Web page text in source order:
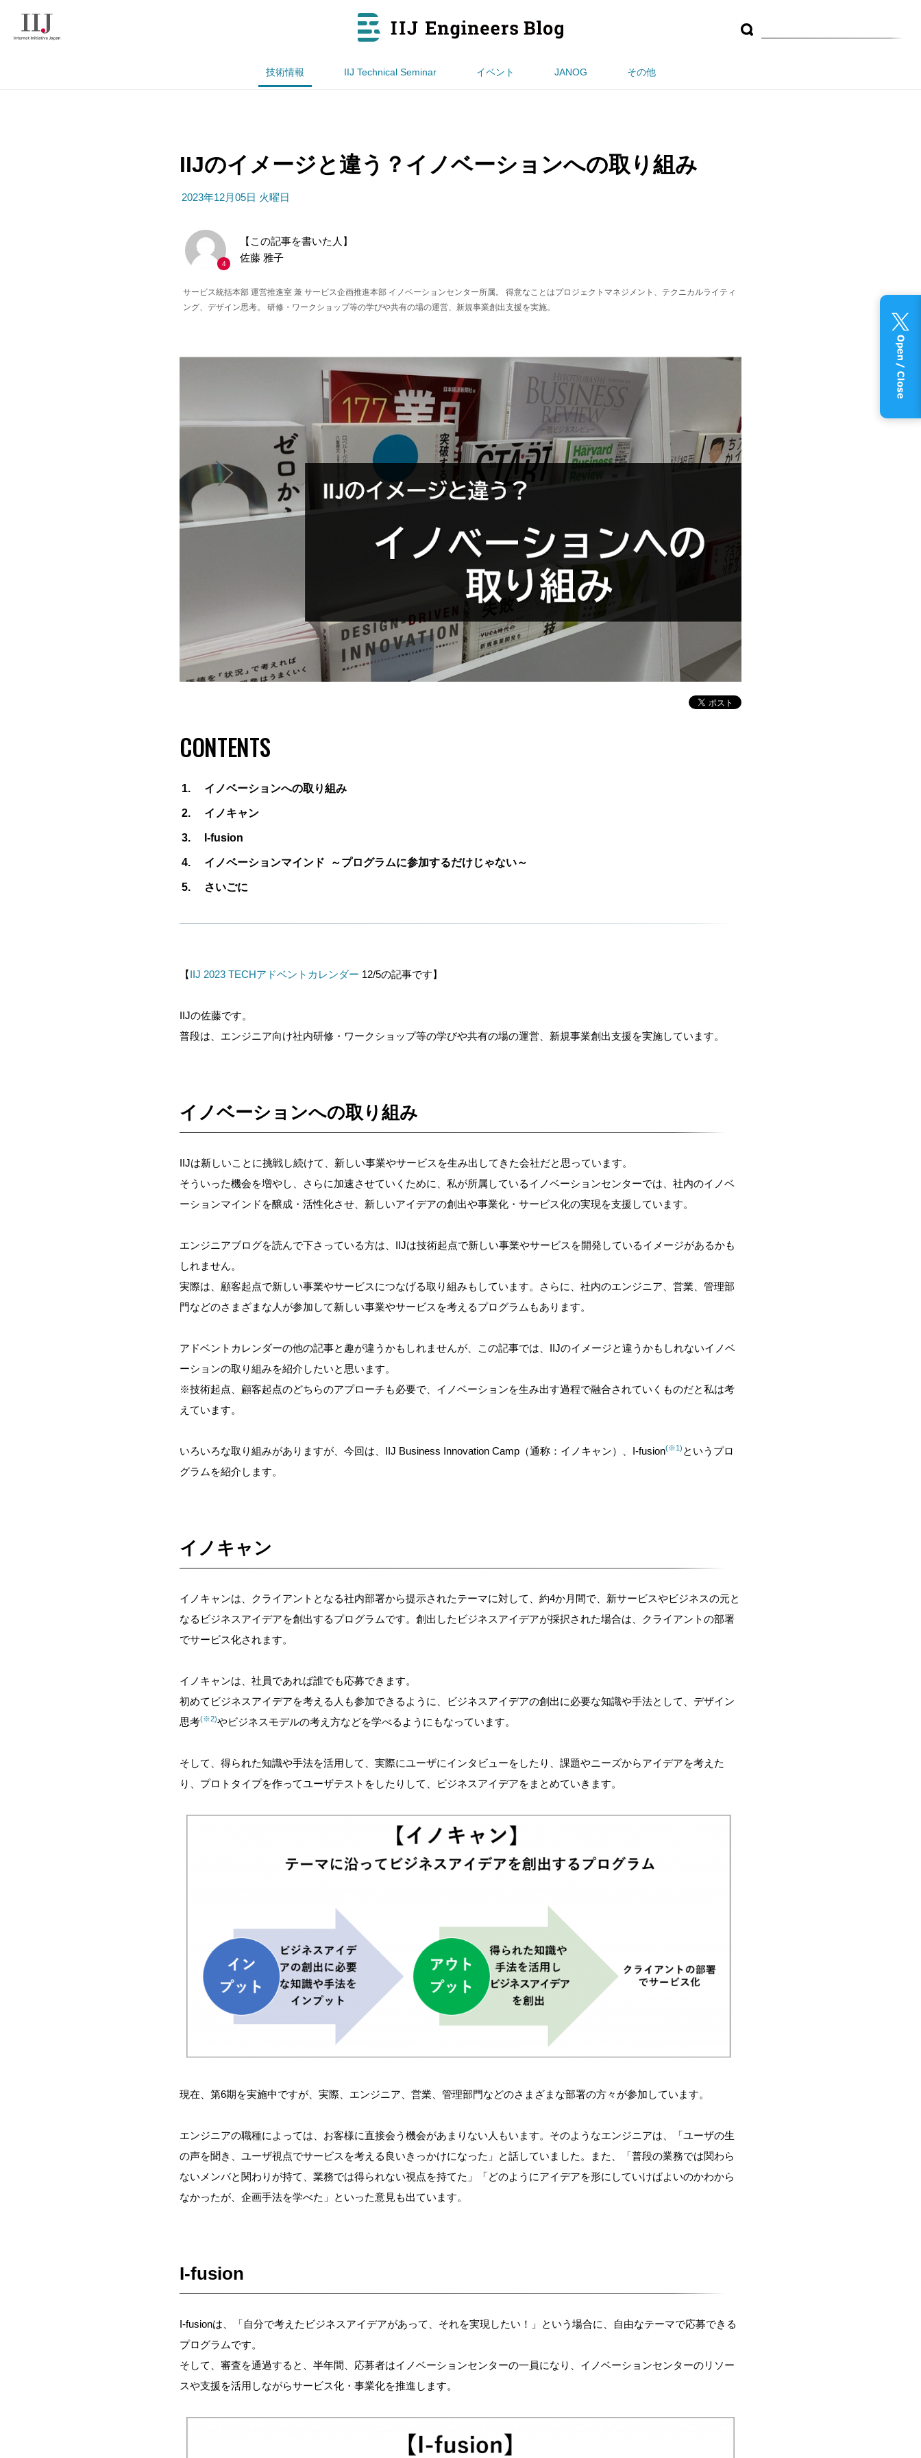
技術情報 IIJ Technical Seminar イベント JANOG その他
IIJのイメージと違う？イノベーションへの取り組み
2023年12月05日 火曜日
4
【この記事を書いた人】
佐藤 雅子
サービス統括本部 運営推進室 兼 サービス企画推進本部 イノベーションセンター所属。 得意なことはプロジェクトマネジメント、テクニカルライティ
ング、デザイン思考。 研修・ワークショップ等の学びや共有の場の運営、新規事業創出支援を実施。
CONTENTS
イノベーションへの取り組み
イノキャン
I-fusion
イノベーションマインド ～プログラムに参加するだけじゃない～
さいごに
【IIJ 2023 TECHアドベントカレンダー 12/5の記事です】
IIJの佐藤です。
普段は、エンジニア向け社内研修・ワークショップ等の学びや共有の場の運営、新規事業創出支援を実施しています。
イノベーションへの取り組み
IIJは新しいことに挑戦し続けて、新しい事業やサービスを生み出してきた会社だと思っています。
そういった機会を増やし、さらに加速させていくために、私が所属しているイノベーションセンターでは、社内のイノベ
ーションマインドを醸成・活性化させ、新しいアイデアの創出や事業化・サービス化の実現を支援しています。
エンジニアブログを読んで下さっている方は、IIJは技術起点で新しい事業やサービスを開発しているイメージがあるかも
しれません。
実際は、顧客起点で新しい事業やサービスにつなげる取り組みもしています。さらに、社内のエンジニア、営業、管理部
門などのさまざまな人が参加して新しい事業やサービスを考えるプログラムもあります。
アドベントカレンダーの他の記事と趣が違うかもしれませんが、この記事では、IIJのイメージと違うかもしれないイノベ
ーションの取り組みを紹介したいと思います。
※技術起点、顧客起点のどちらのアプローチも必要で、イノベーションを生み出す過程で融合されていくものだと私は考
えています。
いろいろな取り組みがありますが、今回は、IIJ Business Innovation Camp（通称：イノキャン）、I-fusion(※1) というプロ
グラムを紹介します。
イノキャン
イノキャンは、クライアントとなる社内部署から提示されたテーマに対して、約4か月間で、新サービスやビジネスの元と
なるビジネスアイデアを創出するプログラムです。創出したビジネスアイデアが採択された場合は、クライアントの部署
でサービス化されます。
イノキャンは、社員であれば誰でも応募できます。
初めてビジネスアイデアを考える人も参加できるように、ビジネスアイデアの創出に必要な知識や手法として、デザイン
思考(※2)やビジネスモデルの考え方などを学べるようにもなっています。
そして、得られた知識や手法を活用して、実際にユーザにインタビューをしたり、課題やニーズからアイデアを考えた
り、プロトタイプを作ってユーザテストをしたりして、ビジネスアイデアをまとめていきます。
現在、第6期を実施中ですが、実際、エンジニア、営業、管理部門などのさまざまな部署の方々が参加しています。
エンジニアの職種によっては、お客様に直接会う機会があまりない人もいます。そのようなエンジニアは、「ユーザの生
の声を聞き、ユーザ視点でサービスを考える良いきっかけになった」と話していました。また、「普段の業務では関わら
ないメンバと関わりが持て、業務では得られない視点を持てた」「どのようにアイデアを形にしていけばよいのかわから
なかったが、企画手法を学べた」といった意見も出ています。
I-fusion
I-fusionは、「自分で考えたビジネスアイデアがあって、それを実現したい！」という場合に、自由なテーマで応募できる
プログラムです。
そして、審査を通過すると、半年間、応募者はイノベーションセンターの一員になり、イノベーションセンターのリソー
スや支援を活用しながらサービス化・事業化を推進します。